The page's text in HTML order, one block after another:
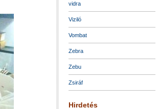
vidra
Viziló
Vombat
Zebra
Zebu
Zsiráf
Hirdetés